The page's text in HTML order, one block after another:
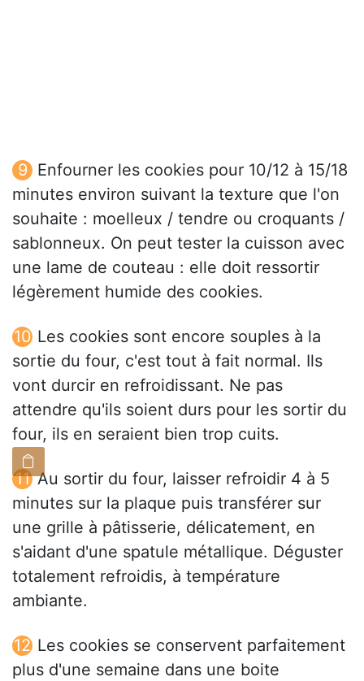
Enfourner les cookies pour 10/12 à 15/18
minutes environ suivant la texture que l'on
souhaite : moelleux / tendre ou croquants /
sablonneux. On peut tester la cuisson avec
une lame de couteau : elle doit ressortir
légèrement humide des cookies.
Les cookies sont encore souples à la
sortie du four, c'est tout à fait normal. Ils
vont durcir en refroidissant. Ne pas
attendre qu'ils soient durs pour les sortir du
four, ils en seraient bien trop cuits.
Au sortir du four, laisser refroidir 4 à 5
minutes sur la plaque puis transférer sur
une grille à pâtisserie, délicatement, en
s'aidant d'une spatule métallique. Déguster
totalement refroidis, à température
ambiante.
Les cookies se conservent parfaitement
plus d'une semaine dans une boite